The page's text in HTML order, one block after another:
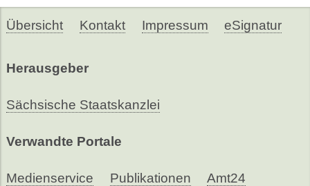
Übersicht Kontakt Impressum eSignatur
Herausgeber
Sächsische Staatskanzlei
Verwandte Portale
Medienservice Publikationen Amt24